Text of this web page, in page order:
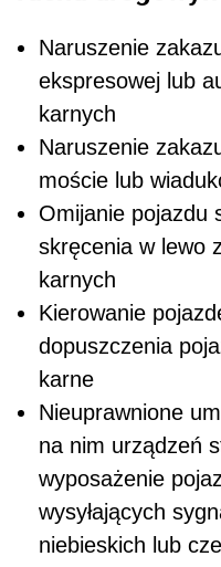
Naruszenie
ekspresowej lub
karnych
Naruszenie
moście lub
Omijanie pojazdu
skręcenia w lewo
karnych
Kierowanie
dopuszczenia
karne
Nieuprawnione
na nim urządzeń
wyposażenie
wysyłających
niebieskich lub